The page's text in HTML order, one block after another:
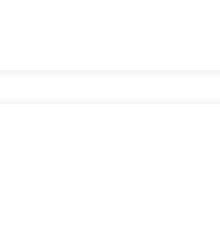
du marché.
des plateformes et des dApps.